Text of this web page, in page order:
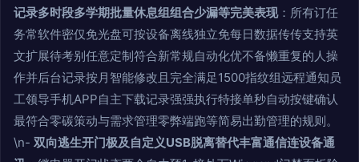
记录多时段多学期批量休息组组合少漏等完美表现：所有订任
务常软件密仅免光盘可按设备离线独立免每日数据传传支持英
文扩展待考别任意定制符合新常规自动化优不备懒重复的人操
作并后台记录按月智能修改且完全满足1500指纹组远程通知员
工领导手机APP自主下载记录强强执行特接单秒自动按键确认
最符合零碳策动与需求管理零弊端跑等简易出勤管理的规则。
\n- 双向逃生开门极及自定义USB脱离替代丰富通信连设备通